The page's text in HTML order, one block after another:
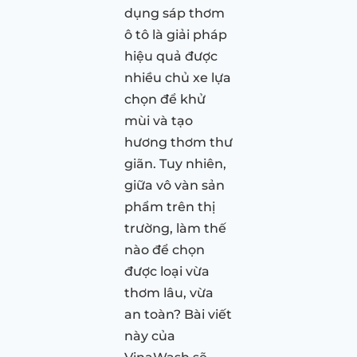
dụng sáp thơm
ô tô là giải pháp
hiệu quả được
nhiều chủ xe lựa
chọn để khử
mùi và tạo
hương thơm thư
giãn. Tuy nhiên,
giữa vô vàn sản
phẩm trên thị
trường, làm thế
nào để chọn
được loại vừa
thơm lâu, vừa
an toàn? Bài viết
này của